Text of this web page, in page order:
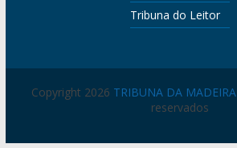
Tribuna do Leitor
Copyright 2026 TRIBUNA DA MADEIRA
reservados